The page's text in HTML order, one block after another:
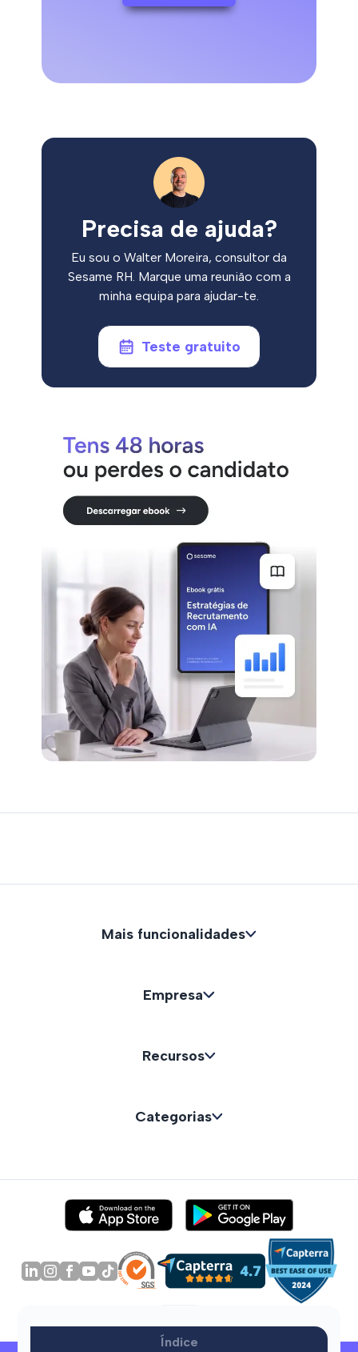
Índice
Precisa de ajuda?
Eu sou o Walter Moreira, consultor da
Sesame RH. Marque uma reunião com a
minha equipa para ajudar-te.
Teste gratuito
Mais funcionalidades
Empresa
Recursos
Categorias